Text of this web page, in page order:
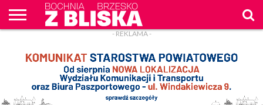
WPROST
REKLAM
- REKLAMA -